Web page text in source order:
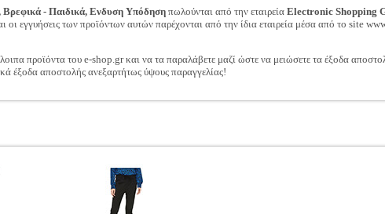
Βρεφικά - Παιδικά, Ενδυση Υπόδησηπωλούνται από την εταιρεία Electronic Shopping
εγγυήσεις των προϊόντων αυτών παρέχονται από την ίδια εταιρεία μέσα από το site
προϊόντα του e-shop.gr και να τα παραλάβετε μαζί ώστε να μειώσετε τα έξοδα
έξοδα αποστολής ανεξαρτήτως ύψους παραγγελίας!